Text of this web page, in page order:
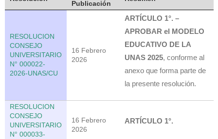
Publicación
RESOLUCION
CONSEJO
UNIVERSITARIO
N° 000022-
2026-UNAS/CU
16 Febrero
2026
ARTÍCULO 1°. –
APROBAR el MODELO
EDUCATIVO DE LA
UNAS 2025, conforme al
anexo que forma parte de
la presente resolución.
RESOLUCION
CONSEJO
UNIVERSITARIO
N° 000033-
16 Febrero
2026
ARTÍCULO 1°.